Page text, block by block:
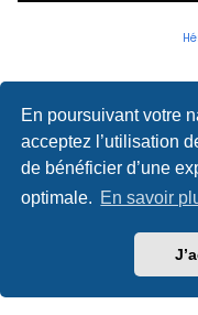
En poursuivant votre
acceptez l’utilisation
de bénéficier d’une
optimale. En savoir